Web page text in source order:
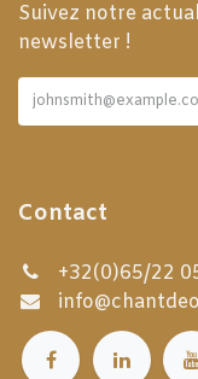
Suivez notre
newsletter !
Contact
+32(0)65/22